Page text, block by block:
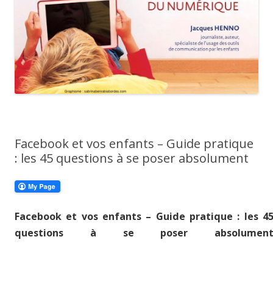
Facebook et vos enfants – Guide pratique
: les 45 questions à se poser absolument
Facebook et vos enfants – Guide pratique : les 45
questions à se poser absolument